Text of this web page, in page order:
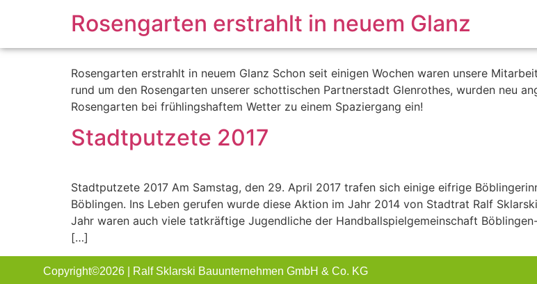
Rosengarten erstrahlt in neuem Glanz
Rosengarten erstrahlt in neuem Glanz Schon seit einigen Wochen waren unsere
rund um den Rosengarten unserer schottischen Partnerstadt Glenrothes, wurden neu
Rosengarten bei frühlingshaftem Wetter zu einem Spaziergang ein!
Stadtputzete 2017
Stadtputzete 2017 Am Samstag, den 29. April 2017 trafen sich einige eifrige
Böblingen. Ins Leben gerufen wurde diese Aktion im Jahr 2014 von Stadtrat Ralf
Jahr waren auch viele tatkräftige Jugendliche der Handballspielgemeinschaft
[…]
Copyright©2026 | Ralf Sklarski Bauunternehmen GmbH & Co. KG